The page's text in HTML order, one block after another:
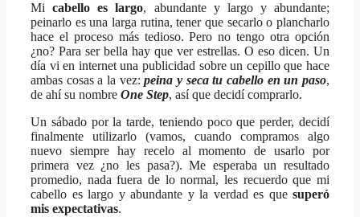
Micabello es largo, abundante y largo y abundante;
peinarlo es una larga rutina, tener que secarlo o plancharlo
hace el proceso más tedioso. Pero no tengo otra opción
¿no? Para ser bella hay que ver estrellas. O eso dicen. Un
día vi en internet una publicidad sobre un cepillo que hace
ambas cosas a la vez:peina y seca tu cabello en un paso,
de ahí su nombre One Step, así que decidí comprarlo.
Un sábado por la tarde, teniendo poco que perder, decidí
finalmente utilizarlo (vamos, cuando compramos algo
nuevo siempre hay recelo al momento de usarlo por
primera vez ¿no les pasa?). Me esperaba un resultado
promedio, nada fuera de lo normal, les recuerdo que mi
cabello es largo y abundante y la verdad es que superó
mis expectativas.